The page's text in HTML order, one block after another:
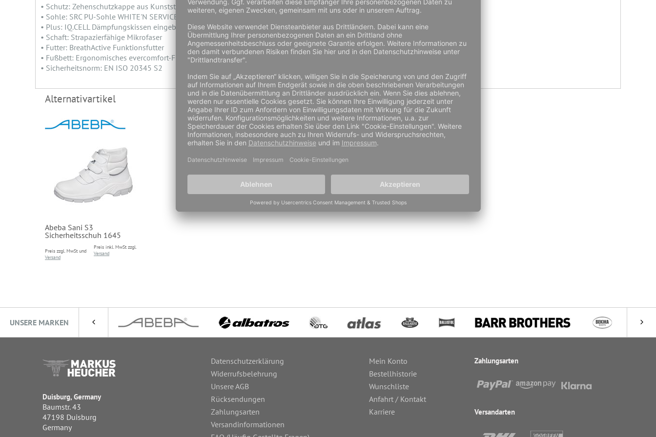
• Schutz: Zehenschutzkappe aus Kunststoff
• Sohle: SRC PU-Sohle WHITE'N SERVICE
• Plus: IQ.CELL Dämpfungskissen eingebettet in den Fersenbereich, DGUV / BGR 191
• Schaft: Strapazierfähige Mikrofaser
• Futter: BreathActive Funktionsfutter
• Fußbett: Ergonomisches evercomfort-Fußbett
• Sicherheitsnorm: EN ISO 20345 S2
Alternativartikel
Abeba Sani S3
Sicherheitsschuh 1645
Preis zzgl. MwSt und
Versand
Preis inkl. MwSt zzgl.
Versand
UNSERE MARKEN
Duisburg, Germany
Baumstr. 43
47198 Duisburg
Germany
Datenschutzerklärung
Widerrufsbelehrung
Unsere AGB
Rücksendungen
Zahlungsarten
Versandinformationen
Mein Konto
Bestellhistorie
Wunschliste
Anfahrt / Kontakt
Karriere
Zahlungsarten
Versandarten